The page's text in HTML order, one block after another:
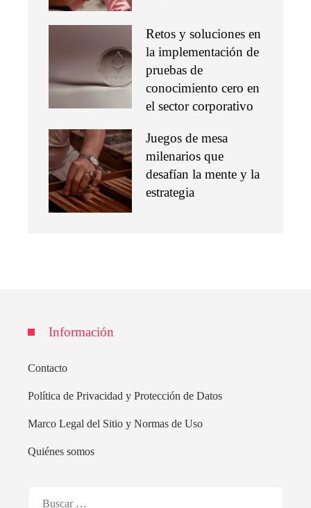
Retos y soluciones en
la implementación de
pruebas de
conocimiento cero en
el sector corporativo
Juegos de mesa
milenarios que
desafían la mente y la
estrategia
Información
Contacto
Política de Privacidad y Protección de Datos
Marco Legal del Sitio y Normas de Uso
Quiénes somos